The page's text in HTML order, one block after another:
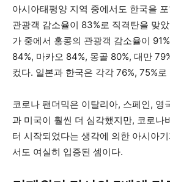
아시아태평양 지역 중에서도 한국을
관광객 감소율이 83%로 직격탄을 맞
가 중에서 홍콩의 관광객 감소율이
84%, 마카오 84%, 몽골 80%, 대만
컸다. 일본과 한국은 각각 76%, 75%로
코로나 팬더믹은 이탈리아, 스페인, 영
과 미국이 훨씬 더 심각했지만, 코로나
터 시작되었다는 생각에 의한 아시아
서도 여실히 입증된 셈이다.